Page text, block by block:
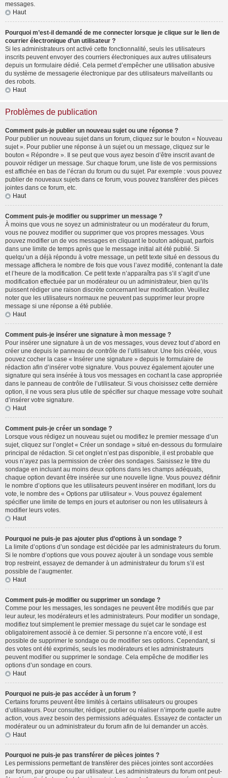
messages.
Haut
Pourquoi m’est-il demandé de me connecter lorsque je clique sur le lien de
courrier électronique d’un utilisateur ?
Si les administrateurs ont activé cette fonctionnalité, seuls les utilisateurs
inscrits peuvent envoyer des courriers électroniques aux autres utilisateurs
depuis un formulaire dédié. Cela permet d’empêcher une utilisation abusive
du système de messagerie électronique par des utilisateurs malveillants ou
des robots.
Haut
Problèmes de publication
Comment puis-je publier un nouveau sujet ou une réponse ?
Pour publier un nouveau sujet dans un forum, cliquez sur le bouton « Nouveau
sujet ». Pour publier une réponse à un sujet ou un message, cliquez sur le
bouton « Répondre ». Il se peut que vous ayez besoin d’être inscrit avant de
pouvoir rédiger un message. Sur chaque forum, une liste de vos permissions
est affichée en bas de l’écran du forum ou du sujet. Par exemple : vous pouvez
publier de nouveaux sujets dans ce forum, vous pouvez transférer des pièces
jointes dans ce forum, etc.
Haut
Comment puis-je modifier ou supprimer un message ?
À moins que vous ne soyez un administrateur ou un modérateur du forum,
vous ne pouvez modifier ou supprimer que vos propres messages. Vous
pouvez modifier un de vos messages en cliquant le bouton adéquat, parfois
dans une limite de temps après que le message initial ait été publié. Si
quelqu’un a déjà répondu à votre message, un petit texte situé en dessous du
message affichera le nombre de fois que vous l’avez modifié, contenant la date
et l’heure de la modification. Ce petit texte n’apparaîtra pas s’il s’agit d’une
modification effectuée par un modérateur ou un administrateur, bien qu’ils
puissent rédiger une raison discrète concernant leur modification. Veuillez
noter que les utilisateurs normaux ne peuvent pas supprimer leur propre
message si une réponse a été publiée.
Haut
Comment puis-je insérer une signature à mon message ?
Pour insérer une signature à un de vos messages, vous devez tout d’abord en
créer une depuis le panneau de contrôle de l’utilisateur. Une fois créée, vous
pouvez cocher la case « Insérer une signature » depuis le formulaire de
rédaction afin d’insérer votre signature. Vous pouvez également ajouter une
signature qui sera insérée à tous vos messages en cochant la case appropriée
dans le panneau de contrôle de l’utilisateur. Si vous choisissez cette dernière
option, il ne vous sera plus utile de spécifier sur chaque message votre souhait
d’insérer votre signature.
Haut
Comment puis-je créer un sondage ?
Lorsque vous rédigez un nouveau sujet ou modifiez le premier message d’un
sujet, cliquez sur l’onglet « Créer un sondage » situé en-dessous du formulaire
principal de rédaction. Si cet onglet n’est pas disponible, il est probable que
vous n’ayez pas la permission de créer des sondages. Saisissez le titre du
sondage en incluant au moins deux options dans les champs adéquats,
chaque option devant être insérée sur une nouvelle ligne. Vous pouvez définir
le nombre d’options que les utilisateurs peuvent insérer en modifiant, lors du
vote, le nombre des « Options par utilisateur ». Vous pouvez également
spécifier une limite de temps en jours et autoriser ou non les utilisateurs à
modifier leurs votes.
Haut
Pourquoi ne puis-je pas ajouter plus d’options à un sondage ?
La limite d’options d’un sondage est décidée par les administrateurs du forum.
Si le nombre d’options que vous pouvez ajouter à un sondage vous semble
trop restreint, essayez de demander à un administrateur du forum s’il est
possible de l’augmenter.
Haut
Comment puis-je modifier ou supprimer un sondage ?
Comme pour les messages, les sondages ne peuvent être modifiés que par
leur auteur, les modérateurs et les administrateurs. Pour modifier un sondage,
modifiez tout simplement le premier message du sujet car le sondage est
obligatoirement associé à ce dernier. Si personne n’a encore voté, il est
possible de supprimer le sondage ou de modifier ses options. Cependant, si
des votes ont été exprimés, seuls les modérateurs et les administrateurs
peuvent modifier ou supprimer le sondage. Cela empêche de modifier les
options d’un sondage en cours.
Haut
Pourquoi ne puis-je pas accéder à un forum ?
Certains forums peuvent être limités à certains utilisateurs ou groupes
d’utilisateurs. Pour consulter, rédiger, publier ou réaliser n’importe quelle autre
action, vous avez besoin des permissions adéquates. Essayez de contacter un
modérateur ou un administrateur du forum afin de lui demander un accès.
Haut
Pourquoi ne puis-je pas transférer de pièces jointes ?
Les permissions permettant de transférer des pièces jointes sont accordées
par forum, par groupe ou par utilisateur. Les administrateurs du forum ont peut-